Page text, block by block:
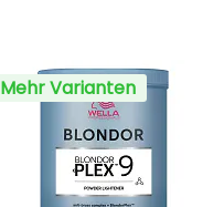
Mehr Varianten